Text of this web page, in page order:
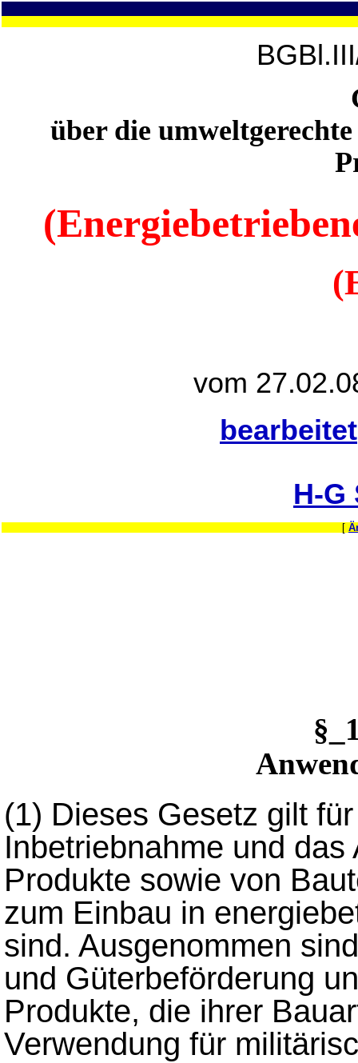
über die
vom
bearbeitet
H-G
[
(1) Dieses Gesetz gilt
Inbetriebnahme und
Produkte sowie von
zum Einbau in
sind. Ausgenommen
und Güterbeförderung
Produkte, die ihrer
Verwendung für